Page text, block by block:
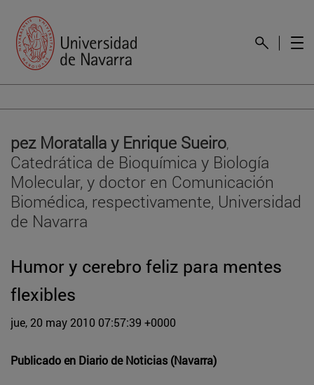
pez Moratalla y Enrique Sueiro,
Catedrática de Bioquímica y Biología
Molecular, y doctor en Comunicación
Biomédica, respectivamente, Universidad
de Navarra
Humor y cerebro feliz para mentes
flexibles
jue, 20 may 2010 07:57:39 +0000
Publicado en Diario de Noticias (Navarra)